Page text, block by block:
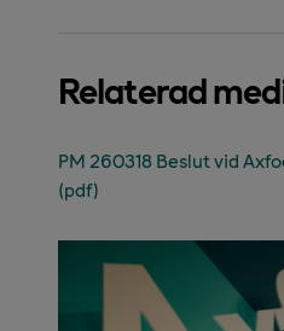
Relaterad
PM 260318 Beslut vid
(pdf)